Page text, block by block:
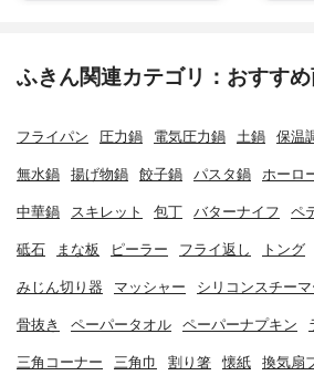
ふきん関連カテゴリ：おすす
フライパン 圧力鍋 電気圧力鍋 土鍋 保温
無水鍋 揚げ物鍋 餃子鍋 パスタ鍋 ホーロ
中華鍋 スキレット 包丁 バターナイフ ペ
砥石 まな板 ピーラー フライ返し トング
みじん切り器 マッシャー シリコンスチーマ
骨抜き ペーパータオル ペーパーナプキン
三角コーナー 三角巾 割り箸 懐紙 換気扇